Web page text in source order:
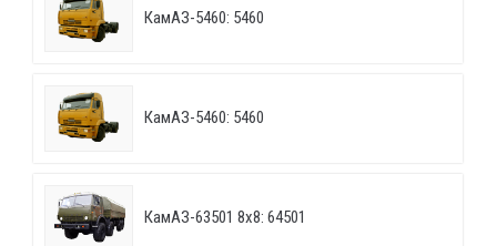
КамАЗ-5460: 5460
КамАЗ-5460: 5460
КамАЗ-63501 8х8: 64501